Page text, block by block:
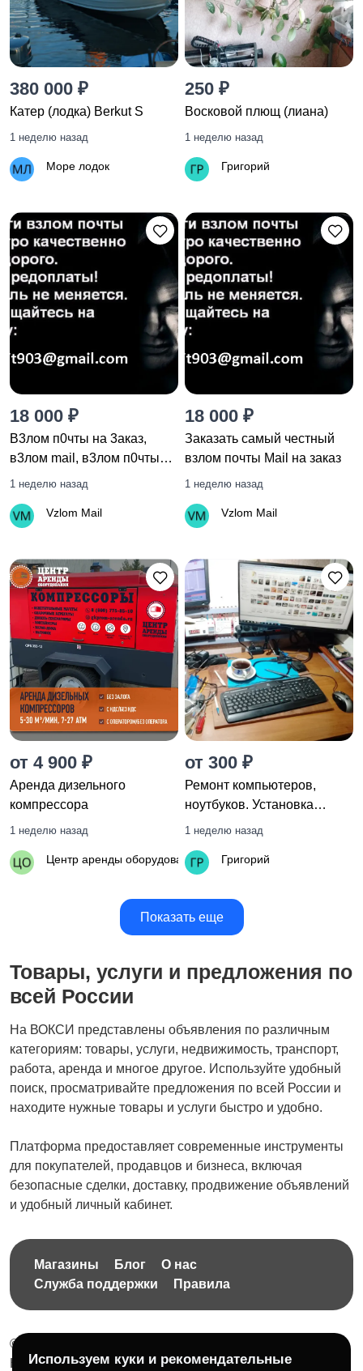
380 000 ₽
Катер (лодка) Berkut S
1 неделю назад
Море лодок
250 ₽
Восковой плющ (лиана)
1 неделю назад
Григорий
18 000 ₽
B3лoм п0чты на 3акaз,
в3лoм mail, в3лoм п0чты
яндекс, в3лoм майл, в3лoм
1 неделю назад
Vzlom Mail
18 000 ₽
Заказать самый честный
взлом почты Mail на заказ
1 неделю назад
Vzlom Mail
от 4 900 ₽
Аренда дизельного
компрессора
1 неделю назад
Центр аренды оборудования
от 300 ₽
Ремонт компьютеров,
ноутбуков. Установка
программ
1 неделю назад
Григорий
Показать еще
Товары, услуги и предложения по
всей России
На ВОКСИ представлены объявления по различным
категориям: товары, услуги, недвижимость, транспорт,
работа, аренда и многое другое. Используйте удобный
поиск, просматривайте предложения по всей России и
находите нужные товары и услуги быстро и удобно.
Платформа предоставляет современные инструменты
для покупателей, продавцов и бизнеса, включая
безопасные сделки, доставку, продвижение объявлений
и удобный личный кабинет.
Магазины Блог
О нас
Служба поддержки
Правила
© 2026 Бесплатная доска объявлений без ограничений
НПД Краснорудская Анастасия Игоревна, ИНН:
Используем куки и рекомендательные